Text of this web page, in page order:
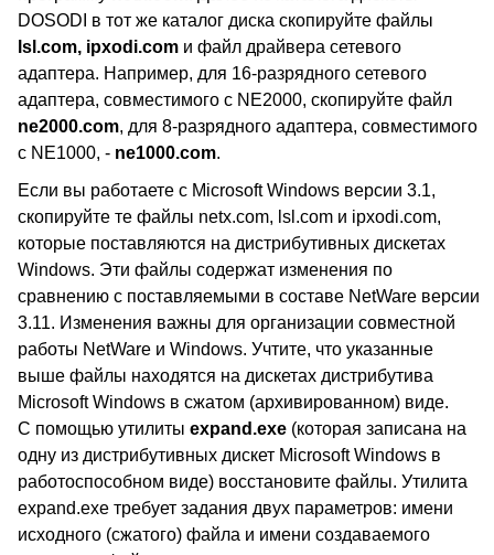
DOSODI в тот же каталог диска скопируйте файлы
lsl.com, ipxodi.com и файл драйвера сетевого
адаптера. Например, для 16-разрядного сетевого
адаптера, совместимого с NE2000, скопируйте файл
ne2000.com, для 8-разрядного адаптера, совместимого
с NE1000, - ne1000.com.
Если вы работаете с Microsoft Windows версии 3.1,
скопируйте те файлы netx.com, lsl.com и ipxodi.com,
которые поставляются на дистрибутивных дискетах
Windows. Эти файлы содержат изменения по
сравнению с поставляемыми в составе NetWare версии
3.11. Изменения важны для организации совместной
работы NetWare и Windows. Учтите, что указанные
выше файлы находятся на дискетах дистрибутива
Microsoft Windows в сжатом (архивированном) виде.
С помощью утилиты expand.exe (которая записана на
одну из дистрибутивных дискет Microsoft Windows в
работоспособном виде) восстановите файлы. Утилита
expand.exe требует задания двух параметров: имени
исходного (сжатого) файла и имени создаваемого